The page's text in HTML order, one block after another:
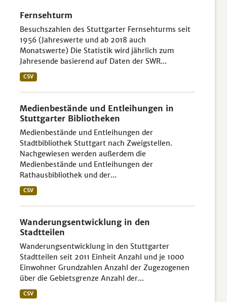
Fernsehturm
Besuchszahlen des Stuttgarter Fernsehturms seit
1956 (Jahreswerte und ab 2018 auch
Monatswerte) Die Statistik wird jährlich zum
Jahresende basierend auf Daten der SWR...
CSV
Medienbestände und Entleihungen in
Stuttgarter Bibliotheken
Medienbestände und Entleihungen der
Stadtbibliothek Stuttgart nach Zweigstellen.
Nachgewiesen werden außerdem die
Medienbestände und Entleihungen der
Rathausbibliothek und der...
CSV
Wanderungsentwicklung in den
Stadtteilen
Wanderungsentwicklung in den Stuttgarter
Stadtteilen seit 2011 Einheit Anzahl und je 1000
Einwohner Grundzahlen Anzahl der Zugezogenen
über die Gebietsgrenze Anzahl der...
CSV